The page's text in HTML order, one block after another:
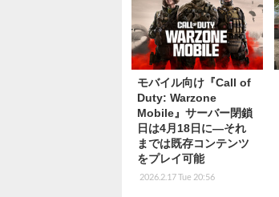
モバイル向け『Call of
Duty: Warzone
Mobile』サーバー閉鎖
日は4月18日に―それ
までは既存コンテンツ
をプレイ可能
2026.2.17 Tue 20:56